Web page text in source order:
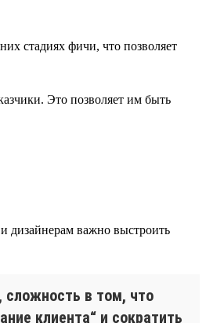
стадиях фичи, что позволяет
Это позволяет им быть
дизайнерам важно выстроить
сложность в том, что
клиента“ и сократить